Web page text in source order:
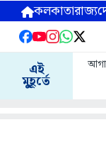
কলকাতারাজ্য
এই
মুহূর্তে